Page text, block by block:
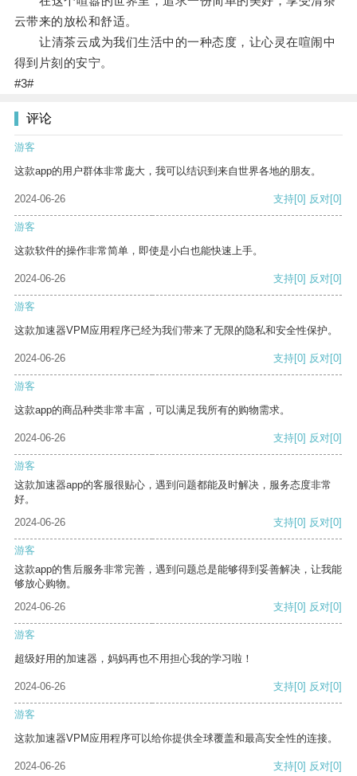
云带来的放松和舒适。
让清茶云成为我们生活中的一种态度，让心灵在喧闹中
得到片刻的安宁。
#3#
评论
游客
这款app的用户群体非常庞大，我可以结识到来自世界各地的朋友。
2024-06-26 支持[0] 反对[0]
游客
这款软件的操作非常简单，即使是小白也能快速上手。
2024-06-26 支持[0] 反对[0]
游客
这款加速器VPM应用程序已经为我们带来了无限的隐私和安全性保护。
2024-06-26 支持[0] 反对[0]
游客
这款app的商品种类非常丰富，可以满足我所有的购物需求。
2024-06-26 支持[0] 反对[0]
游客
这款加速器app的客服很贴心，遇到问题都能及时解决，服务态度非常
好。
2024-06-26
支持[0] 反对[0]
游客
这款app的售后服务非常完善，遇到问题总是能够得到妥善解决，让我能
够放心购物。
2024-06-26
支持[0] 反对[0]
游客
超级好用的加速器，妈妈再也不用担心我的学习啦！
2024-06-26 支持[0] 反对[0]
游客
这款加速器VPM应用程序可以给你提供全球覆盖和最高安全性的连接。
2024-06-26 支持[0] 反对[0]